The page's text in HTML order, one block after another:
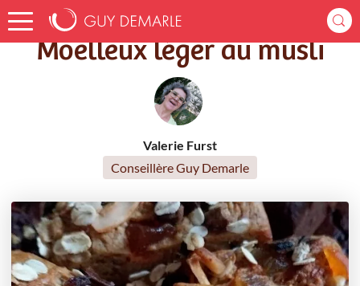
Accueil Recettes Moelleux léger au musli
Moelleux léger au musli
Valerie Furst
Conseillère Guy Demarle